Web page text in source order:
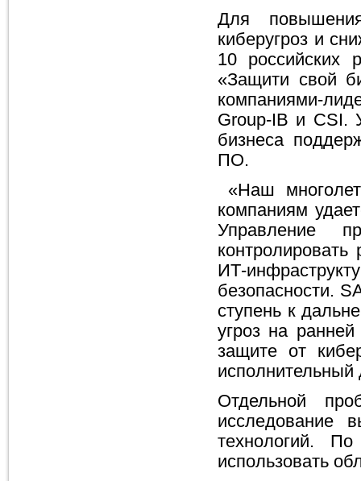
Для
киберугроз и
10 российских
«Защити свой
компаниями-
Group-IB и CSI.
бизнеса
ПО.
«Наш
компаниям
Управление
ИТ-
безопасности.
ступень к
угроз на
защите от
исполнительный
Отдельной
исследование
технологий.
использовать